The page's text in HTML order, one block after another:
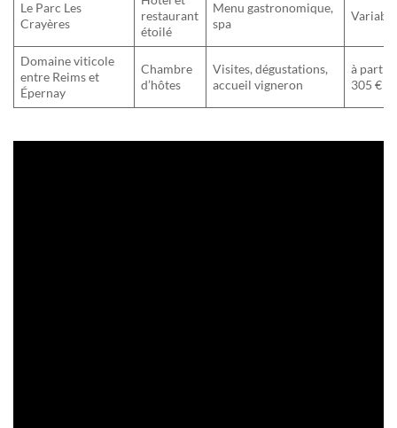
Le Parc Les
Crayères
restaurant
étoilé
Menu gastronomique,
spa
Variable
Domaine viticole
entre Reims et
Épernay
Chambre
d’hôtes
Visites, dégustations,
accueil vigneron
à partir
305 €